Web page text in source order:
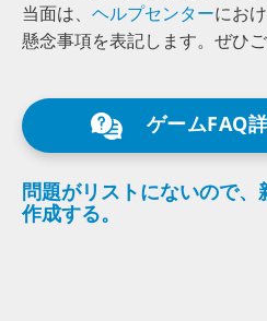
当面は、ヘルプセンターにおけ
懸念事項を表記します。ぜひ
ゲームFAQ
問題がリストにないので、
作成する。